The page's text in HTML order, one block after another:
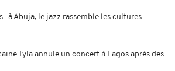
: à Abuja, le jazz rassemble les cultures
Tyla annule un concert à Lagos après des